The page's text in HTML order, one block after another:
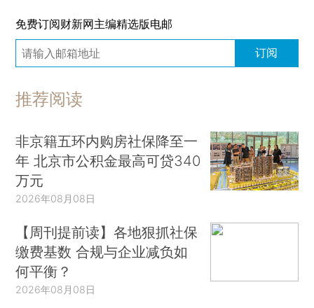
免费订阅财新网主编精选版电邮
订阅
推荐阅读
非京籍五环内购房社保降至一
年 北京市公积金最高可贷340
万元
2026年08月08日
【周刊提前读】各地狠抓社保
缴费基数 合规与企业减负如
何平衡？
2026年08月08日